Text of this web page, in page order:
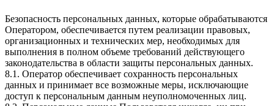
Безопасность персональных данных, которые обрабатываются
Оператором, обеспечивается путем реализации правовых,
организационных и технических мер, необходимых для
выполнения в полном объеме требований действующего
законодательства в области защиты персональных данных.
8.1. Оператор обеспечивает сохранность персональных
данных и принимает все возможные меры, исключающие
доступ к персональным данным неуполномоченных лиц.